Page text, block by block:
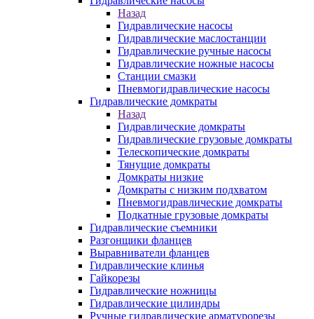
Назад
Гидравлические насосы
Гидравлические маслостанции
Гидравлические ручные насосы
Гидравлические ножные насосы
Станции смазки
Пневмогидравлические насосы
Гидравлические домкраты
Назад
Гидравлические домкраты
Гидравлические грузовые домкраты
Телескопические домкраты
Тянущие домкраты
Домкраты низкие
Домкраты с низким подхватом
Пневмогидравлические домкраты
Подкатные грузовые домкраты
Гидравлические съемники
Разгонщики фланцев
Выравниватели фланцев
Гидравлические клинья
Гайкорезы
Гидравлические ножницы
Гидравлические цилиндры
Ручные гидравлические арматурорезы